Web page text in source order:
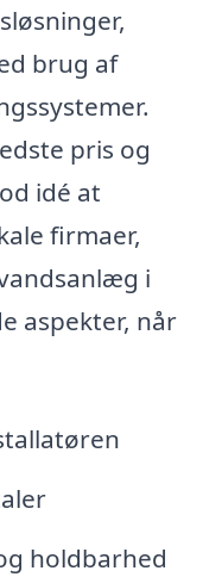
brug af
pris og
idé at
firmaer,
i
aspekter, når
holdbarhed